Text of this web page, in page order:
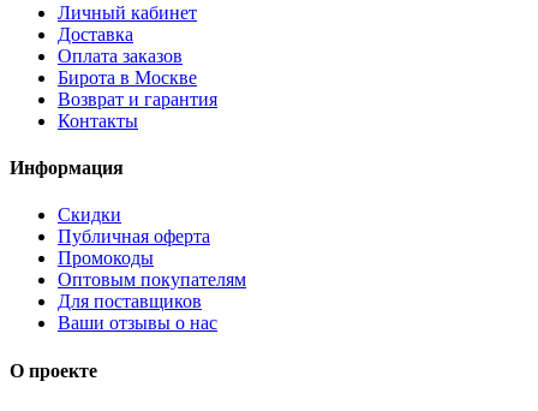
Личный кабинет
Доставка
Оплата заказов
Бирота в Москве
Возврат и гарантия
Контакты
Информация
Скидки
Публичная оферта
Промокоды
Оптовым покупателям
Для поставщиков
Ваши отзывы о нас
О проекте